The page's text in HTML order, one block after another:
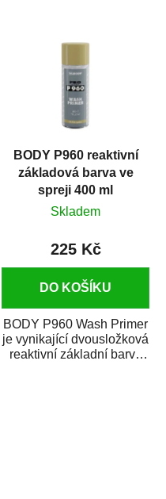
BODY P960 reaktivní
základová barva ve
spreji 400 ml
Skladem
225 Kč
DO KOŠÍKU
BODY P960 Wash Primer
je vynikající dvousložková
reaktivní základní barva